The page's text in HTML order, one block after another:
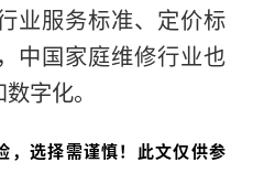
业服务标准、定价标
中国家庭维修行业也
字化。
，选择需谨慎！此文仅供参